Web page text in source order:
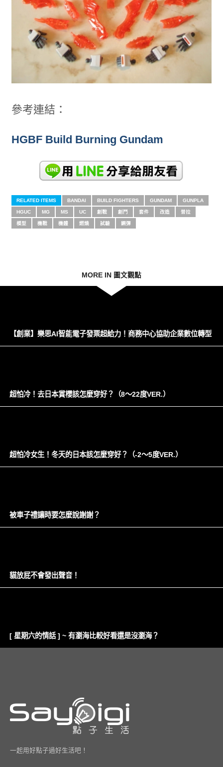
參考連結：
HGBF Build Burning Gundam
RELATED ITEMS BANDAI BUILD FIGHTERS GUNDAM GUNPLA
HGUC MG MS UC 創戰 創鬥 套件 改造 普拉
模型 機戰 機體 燃燒 試驗 鋼彈
MORE IN 圖文觀點
【創業】樂思AI智能電子發票超給力！商務中心協助企業數位轉型
超怕冷！去日本賞櫻該怎麼穿好？（8～22度VER.）
超怕冷女生！冬天的日本該怎麼穿好？（-2～5度VER.）
被車子禮讓時要怎麼說謝謝？
貓放屁不會發出聲音！
[ 星期六的情話 ] ~ 有瀏海比較好看還是沒瀏海？
一起用好點子過好生活吧！